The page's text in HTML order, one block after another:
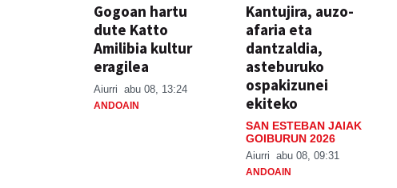
Gogoan hartu
dute Katto
Amilibia kultur
eragilea
Aiurri abu 08, 13:24
ANDOAIN
Kantujira, auzo-
afaria eta
dantzaldia,
asteburuko
ospakizunei
ekiteko
SAN ESTEBAN JAIAK
GOIBURUN 2026
Aiurri abu 08, 09:31
ANDOAIN